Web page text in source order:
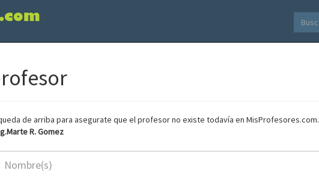
de arriba para asegurate que el profesor no existe todavía en MisProfesores.com.
R. Gomez